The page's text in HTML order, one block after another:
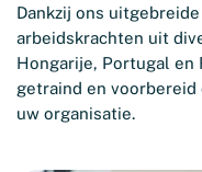
Dankzij ons
arbeidskrachten uit
Hongarije, Portugal en
getraind en voorbereid
uw organisatie.